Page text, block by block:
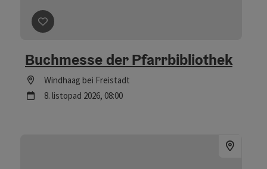
Označit příspěvek
Buchmesse der Pfarrbibliothek
Lokace
Windhaag bei Freistadt
další termín
8. listopad 2026, 08:00